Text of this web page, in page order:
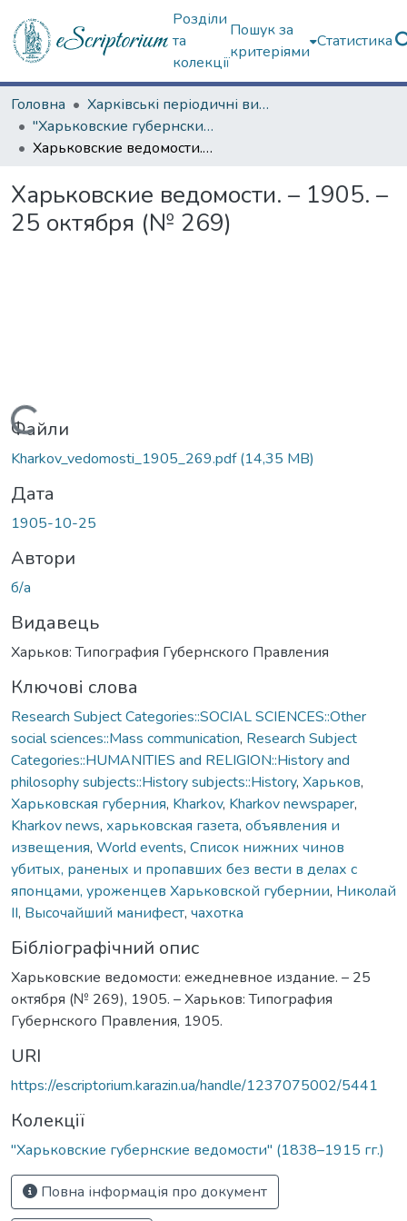
Розділи
та
колекції
Пошук за
критеріями
Статистика
Головна
Харківські періодичні видання
"Харьковские губернские ведомости" (1838–1915 гг.)
Харьковские ведомости. – 1905. – 25 октября (№ 269)
Харьковские ведомости. – 1905. –
25 октября (№ 269)
Вантажиться...
Файли
Kharkov_vedomosti_1905_269.pdf(14,35 MB)
Дата
1905-10-25
Автори
б/а
Видавець
Харьков: Типография Губернского Правления
Ключові слова
Research Subject Categories::SOCIAL SCIENCES::Other
social sciences::Mass communication, Research Subject
Categories::HUMANITIES and RELIGION::History and
philosophy subjects::History subjects::History, Харьков,
Харьковская губерния, Kharkov, Kharkov newspaper,
Kharkov news, харьковская газета, объявления и
извещения, World events, Список нижних чинов
убитых, раненых и пропавших без вести в делах с
японцами, уроженцев Харьковской губернии, Николай
ІІ, Высочайший манифест, чахотка
Бібліографічний опис
Харьковские ведомости: ежедневное издание. – 25
октября (№ 269), 1905. – Харьков: Типография
Губернского Правления, 1905.
URI
https://escriptorium.karazin.ua/handle/1237075002/5441
Колекції
"Харьковские губернские ведомости" (1838–1915 гг.)
Повна інформація про документ